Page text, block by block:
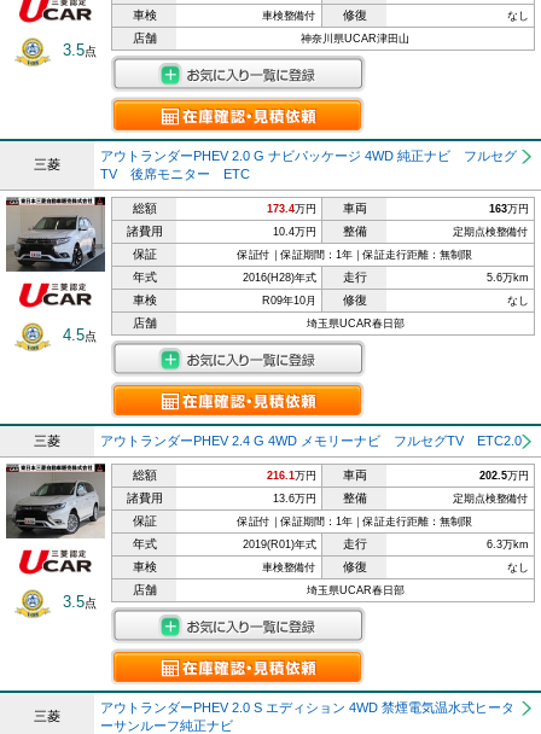
3.5点
車検 車検整備付 修復 なし
店舗 神奈川県UCAR津田山
三菱
アウトランダーPHEV 2.0 G ナビパッケージ 4WD 純正ナビ フルセグ
TV 後席モニター ETC
4.5点
総額 173.4万円 車両 163万円
諸費用 10.4万円 整備 定期点検整備付
保証 保証付｜保証期間：1年｜保証走行距離：無制限
年式 2016(H28)年式 走行 5.6万km
車検 R09年10月 修復 なし
店舗 埼玉県UCAR春日部
三菱 アウトランダーPHEV 2.4 G 4WD メモリーナビ フルセグTV ETC2.0
3.5点
総額 216.1万円 車両 202.5万円
諸費用 13.6万円 整備 定期点検整備付
保証 保証付｜保証期間：1年｜保証走行距離：無制限
年式 2019(R01)年式 走行 6.3万km
車検 車検整備付 修復 なし
店舗 埼玉県UCAR春日部
三菱
アウトランダーPHEV 2.0 S エディション 4WD 禁煙電気温水式ヒータ
ーサンルーフ純正ナビ